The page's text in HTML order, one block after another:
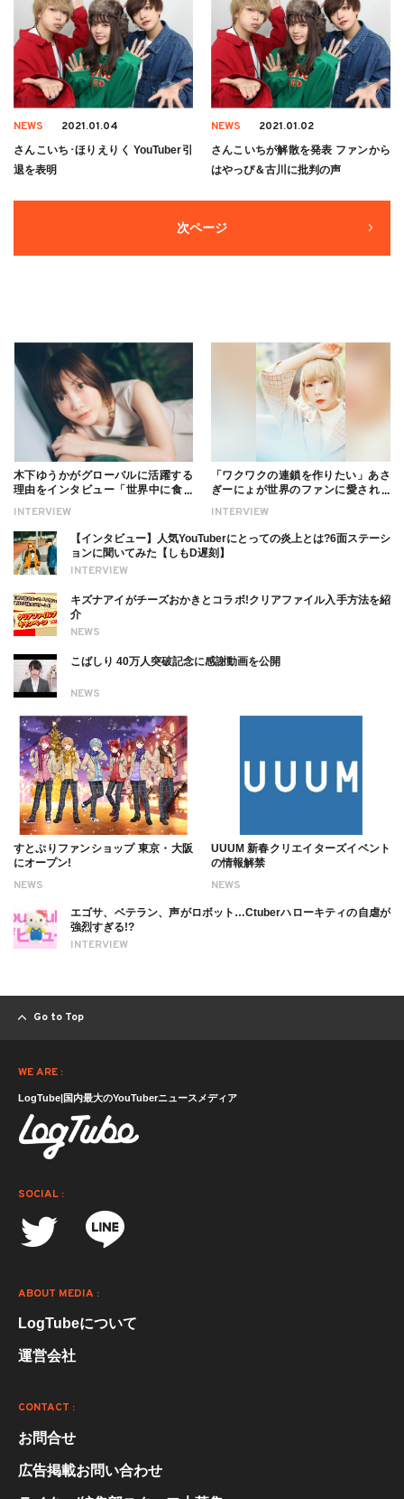
NEWS 2021.01.04
さんこいち･ほりえりく YouTuber引
退を表明
NEWS 2021.01.02
さんこいちが解散を発表 ファンから
はやっぴ＆古川に批判の声
次ページ
INTERVIEW
木下ゆうかがグローバルに活躍する
理由をインタビュー「世界中に食べ
ついても
INTERVIEW
「ワクワクの連鎖を作りたい」あさ
ぎーにょが世界のファンに愛される
INTERVIEW
【インタビュー】人気YouTuberにとっての炎上とは?6面ステーシ
ョンに聞いてみた【しもD遅刻】
NEWS
キズナアイがチーズおかきとコラボ!クリアファイル入手方法を紹
介
NEWS
こばしり 40万人突破記念に感謝動画を公開
NEWS
すとぷりファンショップ 東京・大阪
にオープン!
NEWS
UUUM 新春クリエイターズイベント
の情報解禁
INTERVIEW
エゴサ、ベテラン、声がロボット…Ctuberハローキティの自虐が
強烈すぎる!?
Go to Top
WE ARE :
LogTube|国内最大のYouTuberニュースメディア
SOCIAL :
ABOUT MEDIA :
LogTubeについて
運営会社
CONTACT :
お問合せ
広告掲載お問い合わせ